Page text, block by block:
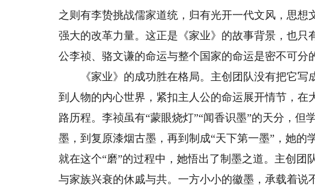
之则有李贽挑战儒家道统，归有光开一代文风，思
强大的改革力量。这正是《家业》的故事背景，也只
公李祯、骆文谦的命运与整个国家的命运是密不可分
《家业》的成功胜在格局。主创团队没有把它写
到人物的内心世界，紧扣主人公的命运展开情节，
路历程。李祯虽有“蒙眼烧灯”“闻香识墨”的天分，
墨，到复原漆烟古墨，再到制成“天下第一墨”，她
就在这个“磨”的过程中，她悟出了制墨之道。主创
与家族兴衰的休戚与共。一方小小的徽墨，承载着